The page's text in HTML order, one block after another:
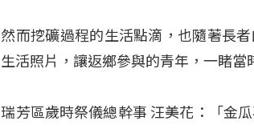
然而挖礦過程的生活點滴，也隨著長
生活照片，讓返鄉參與的青年，一睹當
瑞芳區歲時祭儀總幹事 汪美花：「金